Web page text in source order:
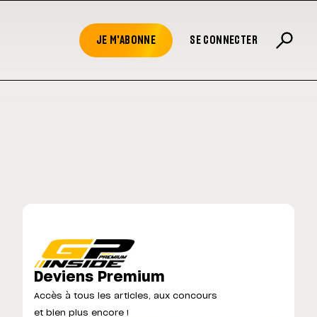
JE M'ABONNE SE CONNECTER
Deviens Premium
Accès à tous les articles, aux concours
et bien plus encore !